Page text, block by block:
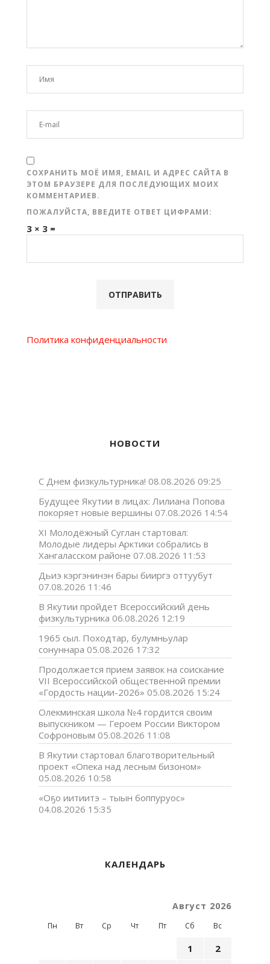
СОХРАНИТЬ МОЁ ИМЯ, EMAIL И АДРЕС САЙТА В
ЭТОМ БРАУЗЕРЕ ДЛЯ ПОСЛЕДУЮЩИХ МОИХ
КОММЕНТАРИЕВ.
ПОЖАЛУЙСТА, ВВЕДИТЕ ОТВЕТ ЦИФРАМИ:
3 × 3 =
Политика конфиденциальности
НОВОСТИ
С Днем физкультурника! 08.08.2026 09:25
Будущее Якутии в лицах: Лилиана Попова
покоряет новые вершины 07.08.2026 14:54
XI Молодёжный Суглан стартовал:
Молодые лидеры Арктики собрались в
Хангаласском районе 07.08.2026 11:53
Дьиэ кэргэнинэн бары бииргэ оттуубут
07.08.2026 11:46
В Якутии пройдет Всероссийский день
физкультурника 06.08.2026 12:19
1965 сыл. Походтар, булумньулар
сонуннара 05.08.2026 17:32
Продолжается прием заявок на соискание
VII Всероссийской общественной премии
«Гордость нации-2026» 05.08.2026 15:24
Олекминская школа №4 гордится своим
выпускником — Героем России Виктором
Софроновым 05.08.2026 11:08
В Якутии стартовал благотворительный
проект «Опека над лесным бизоном»
05.08.2026 10:58
«Оҕо иитиитэ – тыын боппуруос»
04.08.2026 15:35
КАЛЕНДАРЬ
Август 2026
Пн Вт Ср Чт Пт Сб Вс
1
2